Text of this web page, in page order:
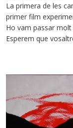
La primera de les
primer film
Ho vam passar molt
Esperem que